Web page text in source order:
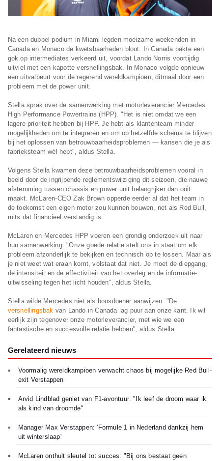
Na een dubbel podium in Miami legden moeizame weekenden in
Canada en Monaco de kwetsbaarheden bloot. In Canada pakte een
gok op intermediates verkeerd uit, voordat Lando Norris voortijdig
uitviel met een kapotte versnellingsbak. In Monaco volgde opnieuw
een uitvalbeurt voor de regerend wereldkampioen, ditmaal door een
probleem met de power unit.
Stella sprak over de samenwerking met motorleverancier Mercedes
High Performance Powertrains (HPP). "Het is niet omdat we een
lagere prioriteit hebben bij HPP. Je hebt als klantenteam minder
mogelijkheden om te integreren en om op hetzelfde schema te blijven
bij het oplossen van betrouwbaarheidsproblemen — kansen die je als
fabrieksteam wél hebt", aldus Stella.
Volgens Stella kwamen deze betrouwbaarheidsproblemen vooral in
beeld door de ingrijpende reglementswijziging dit seizoen, die nauwe
afstemming tussen chassis en power unit belangrijker dan ooit
maakt. McLaren-CEO Zak Brown opperde eerder al dat het team in
de toekomst een eigen motor zou kunnen bouwen, net als Red Bull,
mits dat financieel verstandig is.
McLaren en Mercedes HPP voeren een grondig onderzoek uit naar
hun samenwerking. "Onze goede relatie stelt ons in staat om elk
probleem afzonderlijk te bekijken en technisch op te lossen. Maar als
je niet weet wat eraan komt, volstaat dat niet. Je moet de diepgang,
de intensiteit en de effectiviteit van het overleg en de informatie-
uitwisseling tegen het licht houden", aldus Stella.
Stella wilde Mercedes niet als boosdoener aanwijzen. "De
versnellingsbak van Lando in Canada lag puur aan onze kant. Ik wil
eerlijk zijn tegenover onze motorleverancier, met wie we een
fantastische en succesvolle relatie hebben", aldus Stella.
Gerelateerd nieuws
Voormalig wereldkampioen verwacht chaos bij mogelijke Red Bull-
exit Verstappen
Arvid Lindblad geniet van F1-avontuur: "Ik leef de droom waar ik
als kind van droomde"
Manager Max Verstappen: 'Formule 1 in Nederland dankzij hem
uit winterslaap'
McLaren onthult sleutel tot succes: "Bij ons bestaat geen